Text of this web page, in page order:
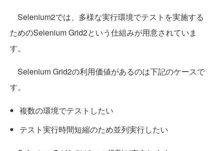
Selenium2では、多様な実行環境でテストを実施する
ためのSelenium Grid2という仕組みが用意されていま
す。
Selenium Grid2の利用価値があるのは下記のケースで
す。
複数の環境でテストしたい
テスト実行時間短縮のため並列実行したい